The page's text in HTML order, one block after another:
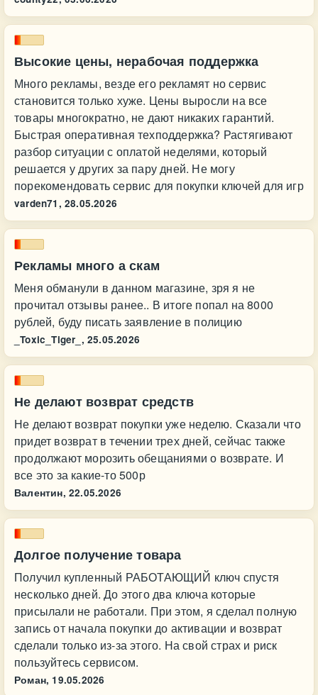
Высокие цены, нерабочая поддержка
Много рекламы, везде его рекламят но сервис
становится только хуже. Цены выросли на все
товары многократно, не дают никаких гарантий.
Быстрая оперативная техподдержка? Растягивают
разбор ситуации с оплатой неделями, который
решается у других за пару дней. Не могу
порекомендовать сервис для покупки ключей для игр
varden71, 28.05.2026
Рекламы много а скам
Меня обманули в данном магазине, зря я не
прочитал отзывы ранее.. В итоге попал на 8000
рублей, буду писать заявление в полицию
_Toxic_Tiger_, 25.05.2026
Не делают возврат средств
Не делают возврат покупки уже неделю. Сказали что
придет возврат в течении трех дней, сейчас также
продолжают морозить обещаниями о возврате. И
все это за какие-то 500р
Валентин, 22.05.2026
Долгое получение товара
Получил купленный РАБОТАЮЩИЙ ключ спустя
несколько дней. До этого два ключа которые
присылали не работали. При этом, я сделал полную
запись от начала покупки до активации и возврат
сделали только из-за этого. На свой страх и риск
пользуйтесь сервисом.
Роман, 19.05.2026